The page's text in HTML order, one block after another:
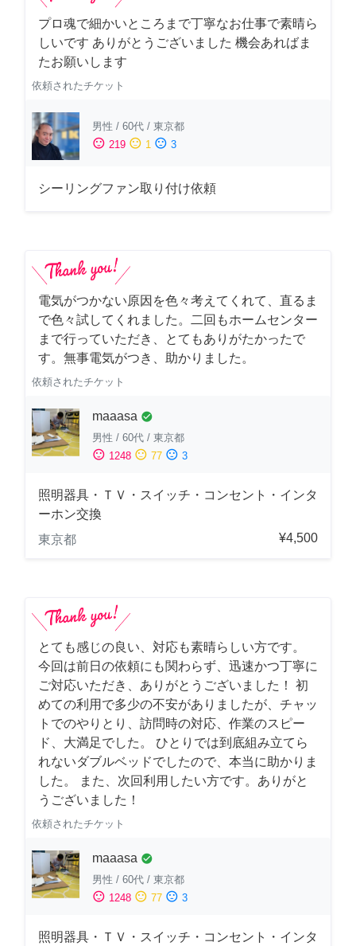
プロ魂で細かいところまで丁寧なお仕事で素晴ら
しいです ありがとうございました 機会あればま
たお願いします
依頼されたチケット
男性 / 60代 / 東京都
sentiment_satisfied 219 sentiment_neutral 1 sentiment_dissatisfied 3
シーリングファン取り付け依頼
電気がつかない原因を色々考えてくれて、直るま
で色々試してくれました。二回もホームセンター
まで行っていただき、とてもありがたかったで
す。無事電気がつき、助かりました。
依頼されたチケット
maaasa check_circle
男性 / 60代 / 東京都
sentiment_satisfied 1248 sentiment_neutral 77 sentiment_dissatisfied 3
照明器具・ＴＶ・スイッチ・コンセント・インタ
ーホン交換
東京都
¥4,500
とても感じの良い、対応も素晴らしい方です。
今回は前日の依頼にも関わらず、迅速かつ丁寧に
ご対応いただき、ありがとうございました！ 初
めての利用で多少の不安がありましたが、チャッ
トでのやりとり、訪問時の対応、作業のスピー
ド、大満足でした。 ひとりでは到底組み立てら
れないダブルベッドでしたので、本当に助かりま
した。 また、次回利用したい方です。ありがと
うございました！
依頼されたチケット
maaasa check_circle
男性 / 60代 / 東京都
sentiment_satisfied 1248 sentiment_neutral 77 sentiment_dissatisfied 3
照明器具・ＴＶ・スイッチ・コンセント・インタ